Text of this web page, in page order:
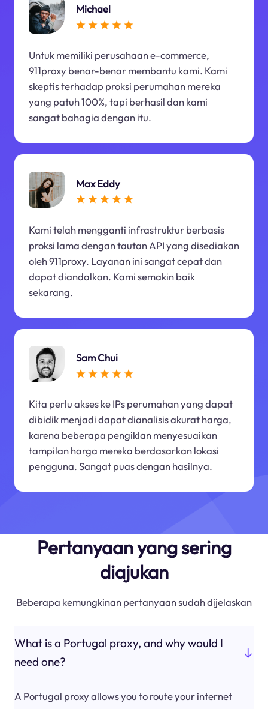
Michael
Untuk memiliki perusahaan e-commerce,
911proxy benar-benar membantu kami. Kami
skeptis terhadap proksi perumahan mereka
yang patuh 100%, tapi berhasil dan kami
sangat bahagia dengan itu.
Max Eddy
Kami telah mengganti infrastruktur berbasis
proksi lama dengan tautan API yang disediakan
oleh 911proxy. Layanan ini sangat cepat dan
dapat diandalkan. Kami semakin baik
sekarang.
Sam Chui
Kita perlu akses ke IPs perumahan yang dapat
dibidik menjadi dapat dianalisis akurat harga,
karena beberapa pengiklan menyesuaikan
tampilan harga mereka berdasarkan lokasi
pengguna. Sangat puas dengan hasilnya.
Pertanyaan yang sering
diajukan
Beberapa kemungkinan pertanyaan sudah dijelaskan
What is a Portugal proxy, and why would I
need one?
A Portugal proxy allows you to route your internet